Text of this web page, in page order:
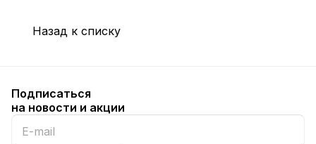
Назад к списку
Подписаться
на новости и акции